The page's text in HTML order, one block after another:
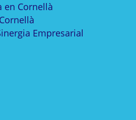
en Cornellà
Empresarial